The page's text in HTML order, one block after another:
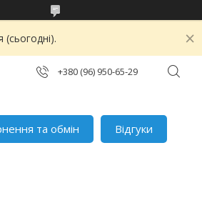
+380 (96) 950-65-29
та обмін
Відгуки